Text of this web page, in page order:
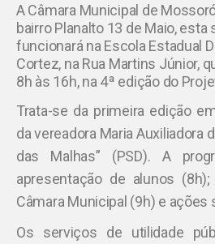
A Câmara Municipal de
bairro Planalto 13 de Maio, esta
funcionará na Escola Estadual
Cortez, na Rua Martins Júnior,
8h às 16h, na 4ª edição do
Trata-se da primeira edição
da vereadora Maria Auxiliadora
das Malhas” (PSD). A
apresentação de alunos
Câmara Municipal (9h) e ações
Os serviços de utilidade